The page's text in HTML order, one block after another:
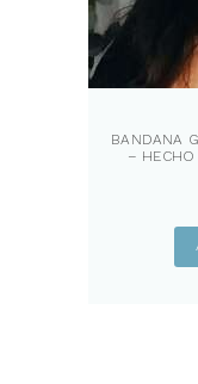
BANDANA
–